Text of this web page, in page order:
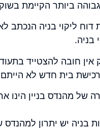
ביותר הקיימת
דוח ליקוי בניה הנכתב
בניה.
אין חובה להצטייד
בית חדש לא
של מהנדס בניין הינו
בניה יש יתרון